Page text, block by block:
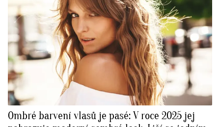
Ombré barvení vlasů je pasé: V roce 2025 jej